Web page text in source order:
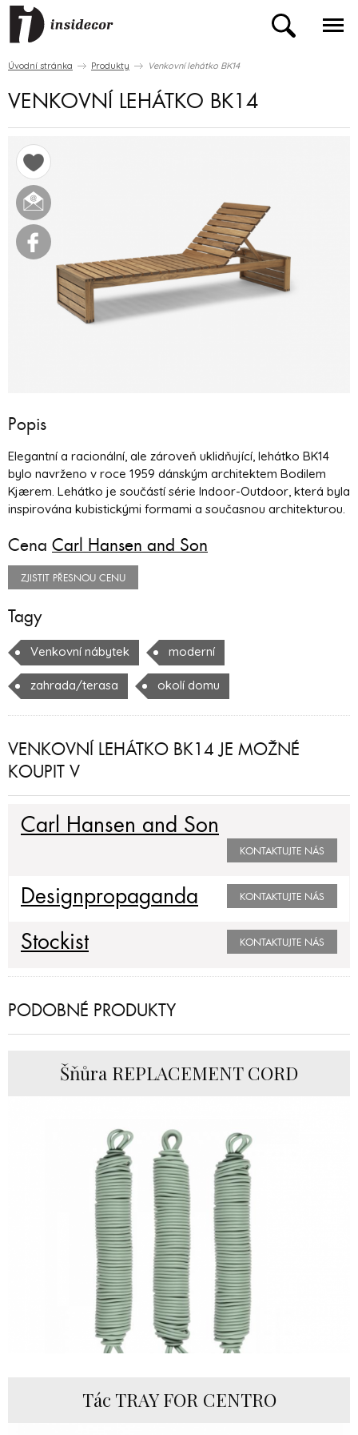
Úvodní stránka Produkty Venkovní lehátko BK14
VENKOVNÍ LEHÁTKO BK14
Popis
Elegantní a racionální, ale zároveň uklidňující, lehátko BK14
bylo navrženo v roce 1959 dánským architektem Bodilem
Kjærem. Lehátko je součástí série Indoor-Outdoor, která byla
inspirována kubistickými formami a současnou architekturou.
Cena Carl Hansen and Son
ZJISTIT PŘESNOU CENU
Tagy
Venkovní nábytek moderní
zahrada/terasa okolí domu
VENKOVNÍ LEHÁTKO BK14 JE MOŽNÉ
KOUPIT V
Carl Hansen and Son
KONTAKTUJTE NÁS
Designpropaganda KONTAKTUJTE NÁS
Stockist KONTAKTUJTE NÁS
PODOBNÉ PRODUKTY
Šňůra REPLACEMENT CORD
Tác TRAY FOR CENTRO